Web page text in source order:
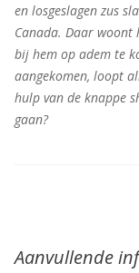
en losgeslagen zus
Canada. Daar woont
bij hem op adem te
aangekomen, loopt
hulp van de knappe
gaan?
Aanvullende